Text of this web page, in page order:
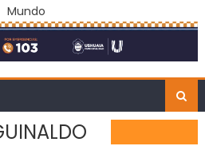
Mundo